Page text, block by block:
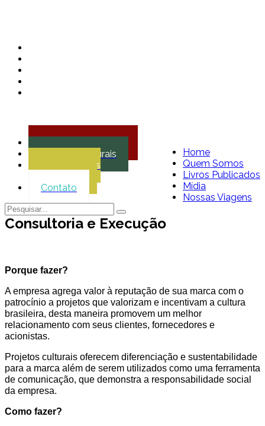
Home
Quem Somos
Livros Publicados
Mídia
Nossas Viagens
Projetos Culturais
Treinamentos
Contato
Consultoria e Execução
Porque fazer?
A empresa agrega valor à reputação de sua marca com o
patrocínio a projetos que valorizam e incentivam a cultura
brasileira, desta maneira promovem um melhor
relacionamento com seus clientes, fornecedores e
acionistas.
Projetos culturais oferecem diferenciação e sustentabilidade
para a marca além de serem utilizados como uma ferramenta
de comunicação, que demonstra a responsabilidade social
da empresa.
Como fazer?